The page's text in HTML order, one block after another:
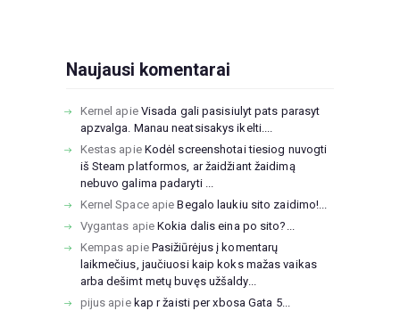
Naujausi komentarai
Kernel apie Visada gali pasisiulyt pats parasyt
apzvalga. Manau neatsisakys ikelti....
Kestas apie Kodėl screenshotai tiesiog nuvogti
iš Steam platformos, ar žaidžiant žaidimą
nebuvo galima padaryti ...
Kernel SpaceapieBegalo laukiu sito zaidimo!...
Vygantas apieKokia dalis eina po sito?...
Kempas apie Pasižiūrėjus į komentarų
laikmečius, jaučiuosi kaip koks mažas vaikas
arba dešimt metų buvęs užšaldy...
pijus apie kap r žaisti per xbosa Gata 5...